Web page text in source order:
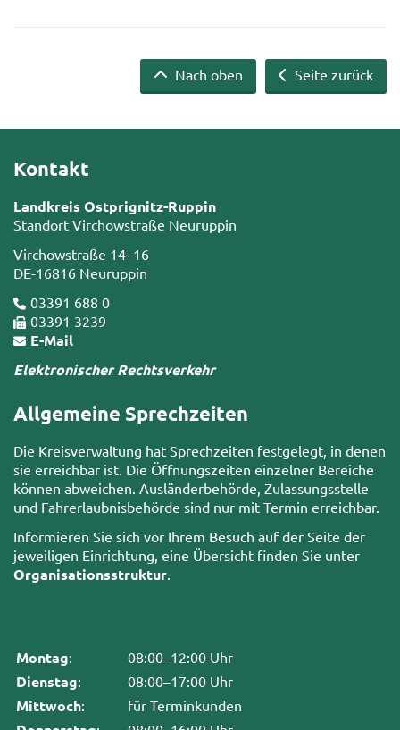
Seite zurück
Nach oben
Kontakt
Landkreis Ostprignitz-Ruppin
Standort Virchowstraße Neuruppin
Virchowstraße 14–16
DE-16816 Neuruppin
03391 688 0
03391 3239
E-Mail
Elektronischer Rechtsverkehr
Allgemeine Sprechzeiten
Die Kreisverwaltung hat Sprechzeiten festgelegt, in denen
sie erreichbar ist. Die Öffnungszeiten einzelner Bereiche
können abweichen. Ausländerbehörde, Zulassungsstelle
und Fahrerlaubnisbehörde sind nur mit Termin erreichbar.
Informieren Sie sich vor Ihrem Besuch auf der Seite der
jeweiligen Einrichtung, eine Übersicht finden Sie unter
Organisationsstruktur
Montag: 08:00–12:00 Uhr
Dienstag: 08:00–17:00 Uhr
Mittwoch: für Terminkunden